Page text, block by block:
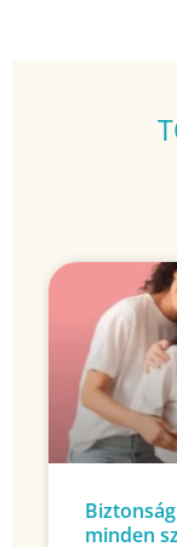
minden